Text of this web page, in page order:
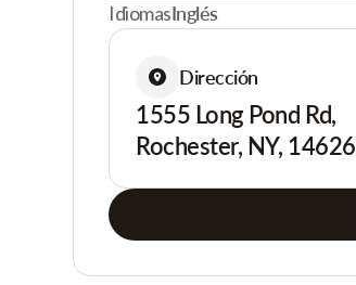
IdiomasInglés
Dirección
1555 Long Pond Rd,
Rochester, NY, 14626